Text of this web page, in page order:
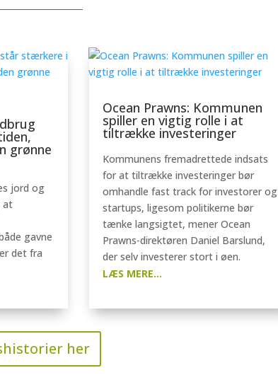
grønne
jord og
at
gavne
det fra
Ocean Prawns: Kommunen
spiller en vigtig rolle i at
tiltrække investeringer
Kommunens fremadrettede indsats
for at tiltrække investeringer bør
omhandle fast track for investorer og
startups, ligesom politikerne bør
tænke langsigtet, mener Ocean
Prawns-direktøren Daniel Barslund,
der selv investerer stort i øen.
LÆS MERE...
her